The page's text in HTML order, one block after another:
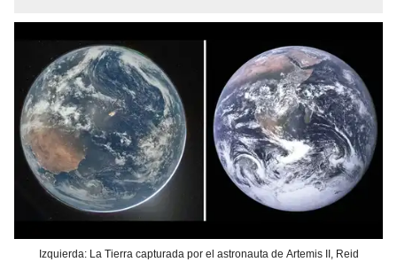
Izquierda: La Tierra capturada por el astronauta de Artemis II, Reid